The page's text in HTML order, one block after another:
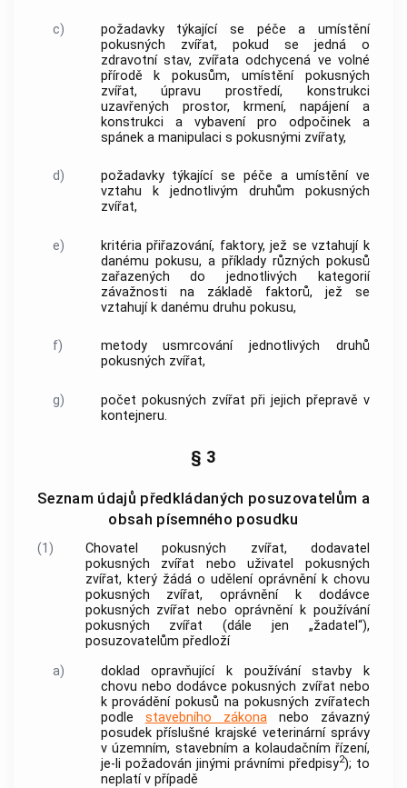
c)
požadavky týkající se péče a umístění
pokusných zvířat, pokud se jedná o
zdravotní stav, zvířata odchycená ve volné
přírodě kpokusům, umístění pokusných
zvířat, úpravu prostředí, konstrukci
uzavřených prostor, krmení, napájení a
konstrukci a vybavení pro odpočinek a
spánek a manipulaci s pokusnými zvířaty,
d)
požadavky týkající se péče a umístění ve
vztahu k jednotlivým druhům pokusných
zvířat,
e)
kritéria přiřazování, faktory, jež se vztahují k
danému pokusu, a příklady různých pokusů
zařazených do jednotlivých kategorií
závažnosti na základě faktorů, jež se
vztahují k danému druhu pokusu,
f)
metody usmrcování jednotlivých druhů
pokusných zvířat,
g) počet pokusných zvířat při jejich přepravě v
kontejneru.
§ 3
Seznam údajů předkládaných posuzovatelům a
obsah písemného posudku
(1) Chovatel pokusných zvířat, dodavatel
pokusných zvířat nebouživatel pokusných
zvířat, který žádá o udělení oprávnění k chovu
pokusných zvířat, oprávnění k dodávce
pokusných zvířat nebo oprávnění k používání
pokusných zvířat (dále jen „žadatel“),
posuzovatelům předloží
a)
doklad opravňující k používání stavby k
chovu nebo dodávce pokusných zvířat nebo
k prováděnípokusů na pokusných zvířatech
podle stavebního zákonanebo závazný
posudek příslušné krajské veterinární správy
v územním, stavebním a kolaudačním řízení,
je-li požadován jinými právními předpisy2); to
neplatí v případě